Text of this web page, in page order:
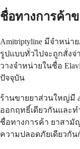
ชื่อทางการค้า
Amitriptyline มีจำหน่
รูปแบบทั่วไปจะถูกสั่ง
วางจำหน่ายในชื่อ
ปัจจุบัน
ร้านขายยาส่วนใหญ่มี
ออกฤทธิ์เดียวกันและท
ชื่อทางการค้า ยาสามั
ความปลอดภัยเดียวกั